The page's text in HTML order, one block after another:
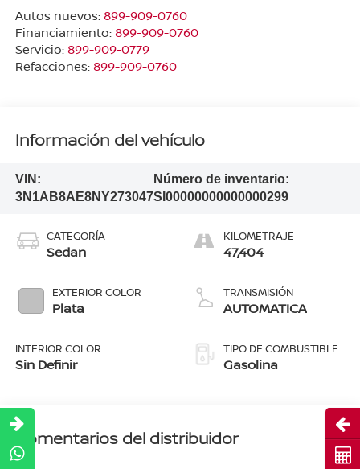
Autos nuevos: 899-909-0760
Financiamiento: 899-909-0760
Servicio: 899-909-0779
Refacciones: 899-909-0760
Información del vehículo
VIN:
3N1AB8AE8NY273047
Número de inventario:
SI00000000000000299
CATEGORÍA
Sedan
EXTERIOR COLOR
Plata
INTERIOR COLOR
Sin Definir
KILOMETRAJE
47,404
TRANSMISIÓN
AUTOMATICA
TIPO DE COMBUSTIBLE
Gasolina
Comentarios del distribuidor